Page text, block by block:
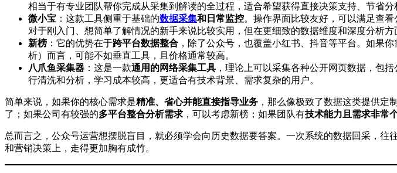
相当于有专业团队帮你完成从采集到解读的全过程，适合希望获得直接决策支持、节省分
微小宝 ：这款工具侧重于基础的数据采集和日常监控。操作界面比较友好，可以满足查
对于刚入门、想简单了解情况的新手来说比较实用，但在更细致的数据维度和深度分析方
新榜 ：它的优势在于跨平台数据整合 ，除了公众号，也覆盖小红书、抖音等平台。如果
析）而言，可能不如垂直工具，且价格通常较高。
八爪鱼采集器 ：这是一款通用的网络采集工具 ，理论上可以采集各种公开网页数据，包
行清洗和分析，学习成本较高，更适合有技术背景、需求复杂的用户。
简单来说，如果你的核心需求是精准、省心并能直接指导业务 ，那么像极致了数据这类提供定
了；如果公司有较强的多平台整合分析需求 ，可以考虑新榜；如果团队有技术能力且需求非常
总而言之，公众号运营想摆脱盲目，就必须学会向历史数据要答案。一次系统的数据回采，
和营销决策上，走得更加胸有成竹。